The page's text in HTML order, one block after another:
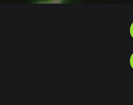
Dispositivos: iPhone o
Revisa nuestra sección